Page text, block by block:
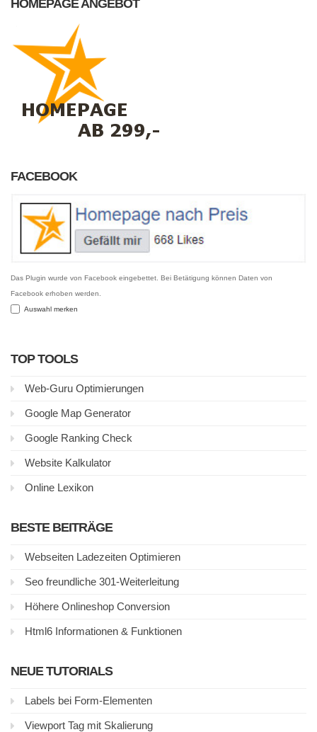
HOMEPAGE ANGEBOT
FACEBOOK
Das Plugin wurde von Facebook eingebettet. Bei Betätigung können Daten von
Facebook erhoben werden.
Auswahl merken
TOP TOOLS
Web-Guru Optimierungen
Google Map Generator
Google Ranking Check
Website Kalkulator
Online Lexikon
BESTE BEITRÄGE
Webseiten Ladezeiten Optimieren
Seo freundliche 301-Weiterleitung
Höhere Onlineshop Conversion
Html6 Informationen & Funktionen
NEUE TUTORIALS
Labels bei Form-Elementen
Viewport Tag mit Skalierung